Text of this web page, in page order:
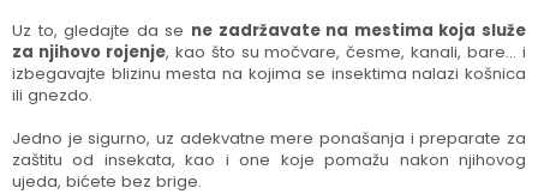
Uz to, gledajte da se ne zadržavate na mestima koja služe
za njihovo rojenje, kao što su močvare, česme, kanali, bare… i
izbegavajte blizinu mesta na kojima se insektima nalazi košnica
ili gnezdo.
Jedno je sigurno, uz adekvatne mere ponašanja i preparate za
zaštitu od insekata, kao i one koje pomažu nakon njihovog
ujeda, bićete bez brige.